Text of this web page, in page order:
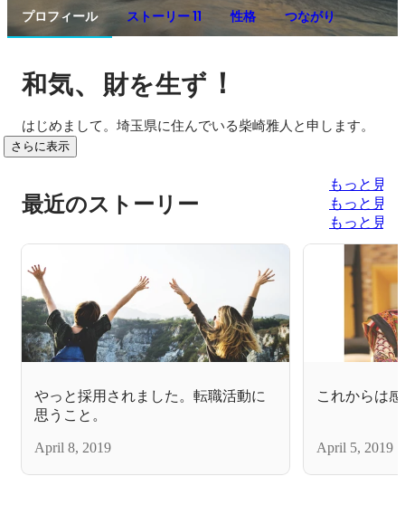
プロフィール ストーリー 11 性格 つながり
和気、 財を生ず ！
はじめまして。埼玉県に住んでいる柴崎雅人と申します。
さらに表示
最近のストーリー
もっと見る
もっと見る
もっと見る
やっと採用されました。転職活動に
思うこと。
April 8, 2019
これからは
April 5, 2019